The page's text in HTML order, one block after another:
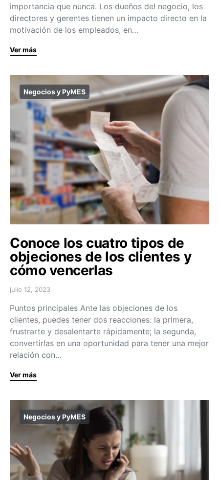
importancia que nunca. Los dueños del negocio, los
directores y gerentes tienen un impacto directo en la
motivación de los empleados, en…
Ver más
Negocios y PyMES
Conoce los cuatro tipos de
objeciones de los clientes y
cómo vencerlas
julio 12, 2023
Puntos principales Ante las objeciones de los
clientes, puedes tener dos reacciones: la primera,
frustrarte y desalentarte rápidamente; la segunda,
convertirlas en una oportunidad para tener una mejor
relación con…
Ver más
Negocios y PyMES